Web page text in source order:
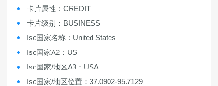
卡片属性：CREDIT
卡片级别：BUSINESS
Iso国家名称：United States
Iso国家A2：US
Iso国家/地区A3：USA
Iso国家/地区位置：37.0902-95.7129